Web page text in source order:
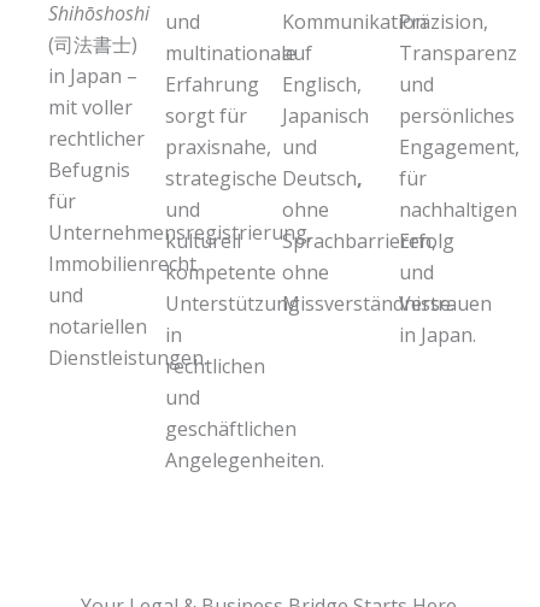
Shihōshoshi
(司法書士)
in Japan –
mit voller
rechtlicher
Befugnis
für
Unternehmensregistrierung,
Immobilienrecht
und
notariellen
Dienstleistungen.
und
multinationale
Erfahrung
sorgt für
praxisnahe,
strategische
und
kulturell
kompetente
Unterstützung
in
rechtlichen
und
geschäftlichen
Angelegenheiten.
Kommunikation
auf
Englisch,
Japanisch
und
Deutsch,
ohne
Sprachbarrieren,
ohne
Missverständnisse.
Präzision,
Transparenz
und
persönliches
Engagement,
für
nachhaltigen
Erfolg
und
Vertrauen
in Japan.